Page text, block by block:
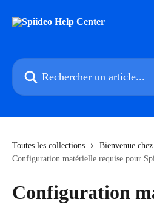
Rechercher un article...
Toutes les collections
Bienvenue
Configuration matérielle requise pour
Configuration